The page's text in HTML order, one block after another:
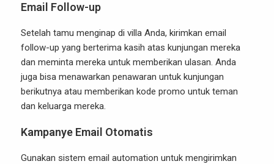
Email Follow-up
Setelah tamu menginap di villa Anda, kirimkan email
follow-up yang berterima kasih atas kunjungan mereka
dan meminta mereka untuk memberikan ulasan. Anda
juga bisa menawarkan penawaran untuk kunjungan
berikutnya atau memberikan kode promo untuk teman
dan keluarga mereka.
Kampanye Email Otomatis
Gunakan sistem email automation untuk mengirimkan